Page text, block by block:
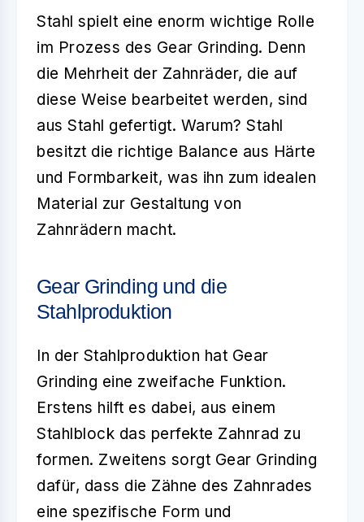
Stahl spielt eine enorm wichtige Rolle
im Prozess des Gear Grinding. Denn
die Mehrheit der Zahnräder, die auf
diese Weise bearbeitet werden, sind
aus Stahl gefertigt. Warum? Stahl
besitzt die richtige Balance aus Härte
und Formbarkeit, was ihn zum idealen
Material zur Gestaltung von
Zahnrädern macht.
Gear Grinding und die
Stahlproduktion
In der Stahlproduktion hat Gear
Grinding eine zweifache Funktion.
Erstens hilft es dabei, aus einem
Stahlblock das perfekte Zahnrad zu
formen. Zweitens sorgt Gear Grinding
dafür, dass die Zähne des Zahnrades
eine spezifische Form und